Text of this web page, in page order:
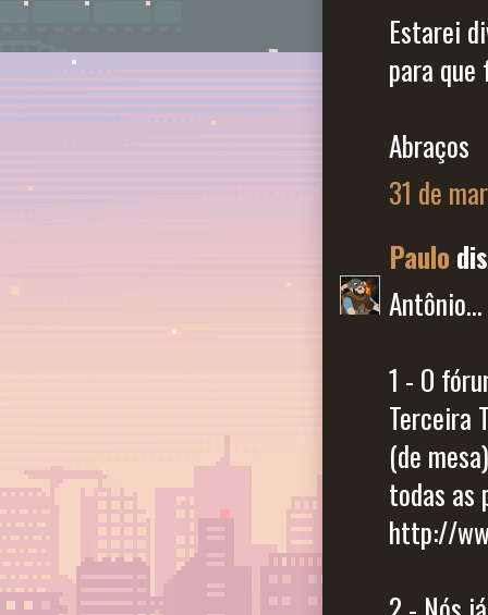
Estarei
para que
Abraços
31 de
Paulo
Antônio...
1 - O
Terceira
(de
todas as
http://